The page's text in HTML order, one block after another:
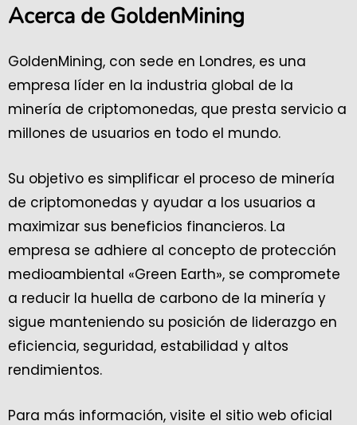
Acerca de GoldenMining
GoldenMining, con sede en Londres, es una
empresa líder en la industria global de la
minería de criptomonedas, que presta servicio a
millones de usuarios en todo el mundo.
Su objetivo es simplificar el proceso de minería
de criptomonedas y ayudar a los usuarios a
maximizar sus beneficios financieros. La
empresa se adhiere al concepto de protección
medioambiental «Green Earth», se compromete
a reducir la huella de carbono de la minería y
sigue manteniendo su posición de liderazgo en
eficiencia, seguridad, estabilidad y altos
rendimientos.
Para más información, visite el sitio web oficial